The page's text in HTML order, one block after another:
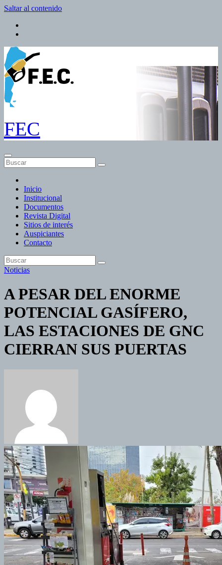
Saltar al contenido
FEC
Inicio
Institucional
Documentos
Revista Digital
Sitios de interés
Auspiciantes
Contacto
Noticias
A PESAR DEL ENORME
POTENCIAL GASÍFERO,
LAS ESTACIONES DE GNC
CIERRAN SUS PUERTAS